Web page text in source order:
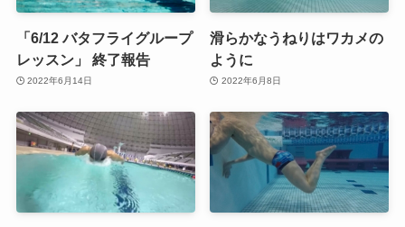
「6/12 バタフライグループ
レッスン」 終了報告
2022年6月14日
滑らかなうねりはワカメの
ように
2022年6月8日